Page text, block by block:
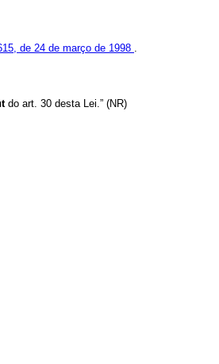
de 24 de março de 1998 .
do art. 30 desta Lei.” (NR)